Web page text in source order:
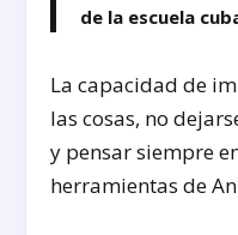
de la escuela
La capacidad de
las cosas, no
y pensar siempre
herramientas de